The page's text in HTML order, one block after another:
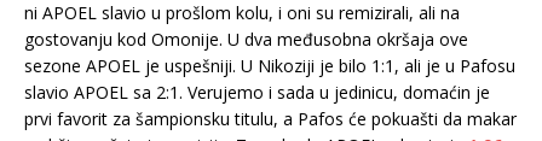
ni APOEL slavio u prošlom kolu, i oni su remizirali, ali na
gostovanju kod Omonije. U dva međusobna okršaja ove
sezone APOEL je uspešniji. U Nikoziji je bilo 1:1, ali je u Pafosu
slavio APOEL sa 2:1. Verujemo i sada u jedinicu, domaćin je
prvi favorit za šampionsku titulu, a Pafos će pokuašti da makar